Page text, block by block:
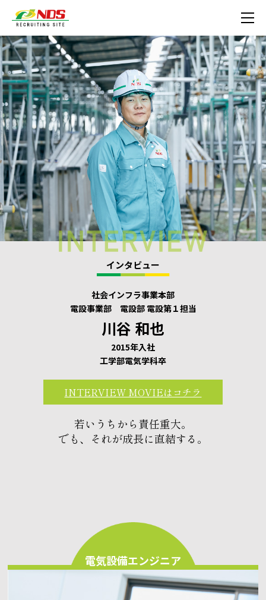
インタビュー
社会インフラ事業本部
電設事業部 電設部 電設第１担当
川谷 和也
2015年入社
工学部電気学科卒
INTERVIEW MOVIEはコチラ
若いうちから責任重大。
でも、それが成長に直結する。
電気設備エンジニア